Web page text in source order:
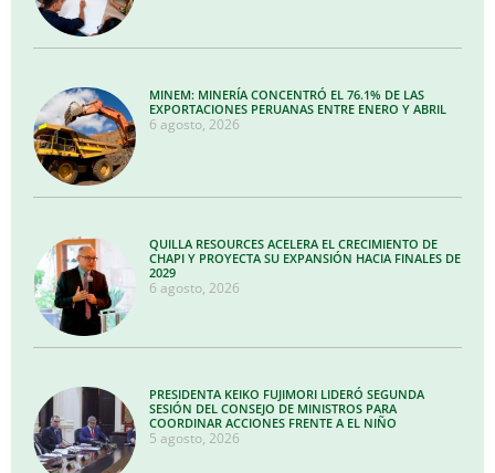
MINEM: MINERÍA CONCENTRÓ EL 76.1% DE LAS
EXPORTACIONES PERUANAS ENTRE ENERO Y ABRIL
6 agosto, 2026
QUILLA RESOURCES ACELERA EL CRECIMIENTO DE
CHAPI Y PROYECTA SU EXPANSIÓN HACIA FINALES DE
2029
6 agosto, 2026
PRESIDENTA KEIKO FUJIMORI LIDERÓ SEGUNDA
SESIÓN DEL CONSEJO DE MINISTROS PARA
COORDINAR ACCIONES FRENTE A EL NIÑO
5 agosto, 2026